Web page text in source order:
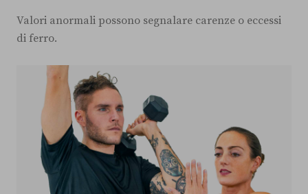
Valori anormali possono segnalare carenze o eccessi
di ferro.